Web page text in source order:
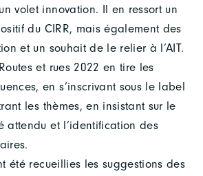
volet innovation. Il en ressort un
du CIRR, mais également des
et un souhait de le relier à l’AIT.
et rues 2022 en tire les
en s’inscrivant sous le label
les thèmes, en insistant sur le
attendu et l’identification des
été recueillies les suggestions des